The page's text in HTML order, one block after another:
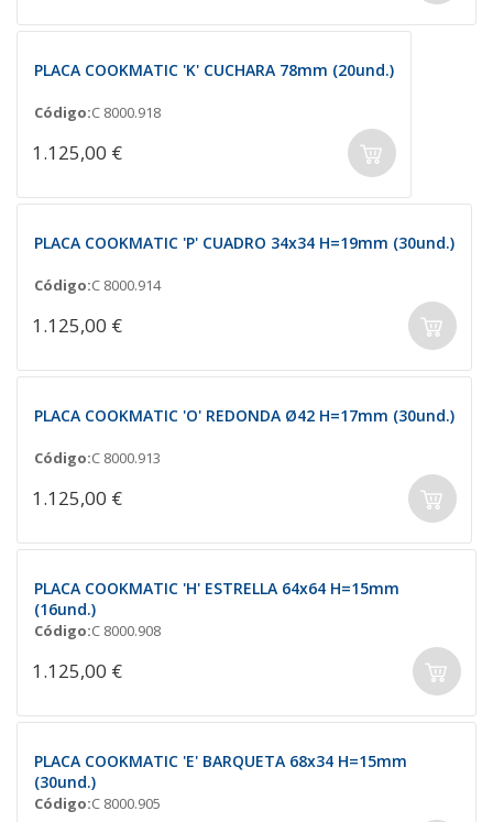
PLACA COOKMATIC 'K' CUCHARA 78mm (20und.)
Código:C 8000.918
1.125,00 €
PLACA COOKMATIC 'P' CUADRO 34x34 H=19mm (30und.)
Código:C 8000.914
1.125,00 €
PLACA COOKMATIC 'O' REDONDA Ø42 H=17mm (30und.)
Código:C 8000.913
1.125,00 €
PLACA COOKMATIC 'H' ESTRELLA 64x64 H=15mm
(16und.)
Código:C 8000.908
1.125,00 €
PLACA COOKMATIC 'E' BARQUETA 68x34 H=15mm
(30und.)
Código:C 8000.905